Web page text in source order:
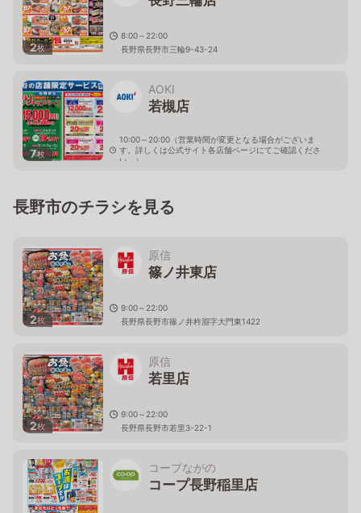
2枚
8:00～22:00
長野県長野市三輪9-43-24
7枚
AOKI
若槻店
10:00～20:00（営業時間が変更となる場合がございま
す。詳しくは公式サイト各店舗ページにてご確認くださ
い。）
長野市のチラシを見る
2枚
原信
篠ノ井東店
9:00～22:00
長野県長野市篠ノ井杵淵字大門東1422
2枚
原信
若里店
9:00～22:00
長野県長野市若里3-22-1
コープながの
コープ長野稲里店